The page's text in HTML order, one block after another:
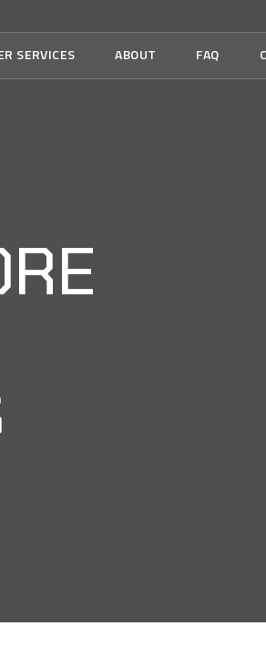
SERVICES ABOUT FAQ